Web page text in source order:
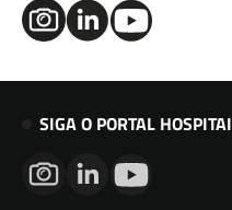
SIGA O PORTAL